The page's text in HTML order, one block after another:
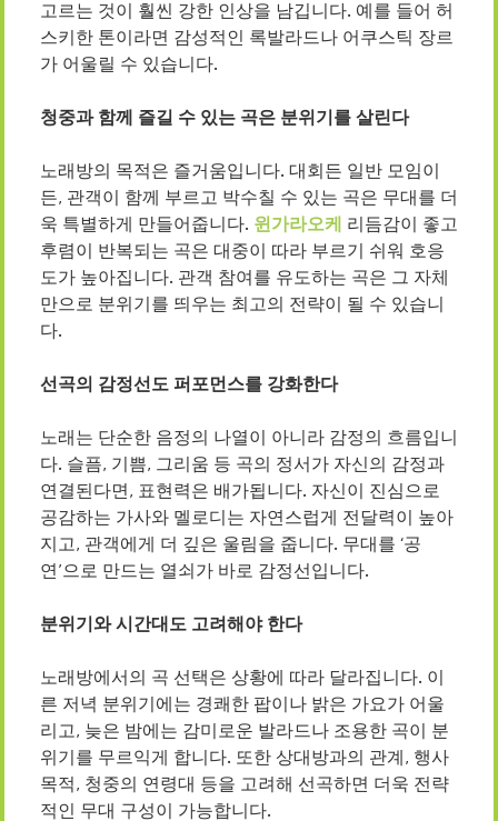
고르는 것이 훨씬 강한 인상을 남깁니다. 예를 들어 허
스키한 톤이라면 감성적인 록발라드나 어쿠스틱 장르
가 어울릴 수 있습니다.
청중과 함께 즐길 수 있는 곡은 분위기를 살린다
노래방의 목적은 즐거움입니다. 대회든 일반 모임이
든, 관객이 함께 부르고 박수칠 수 있는 곡은 무대를 더
욱 특별하게 만들어줍니다. 윈가라오케
리듬감이 좋고
후렴이 반복되는 곡은 대중이 따라 부르기 쉬워 호응
도가 높아집니다. 관객 참여를 유도하는 곡은 그 자체
만으로 분위기를 띄우는 최고의 전략이 될 수 있습니
다.
선곡의 감정선도 퍼포먼스를 강화한다
노래는 단순한 음정의 나열이 아니라 감정의 흐름입니
다. 슬픔, 기쁨, 그리움 등 곡의 정서가 자신의 감정과
연결된다면, 표현력은 배가됩니다. 자신이 진심으로
공감하는 가사와 멜로디는 자연스럽게 전달력이 높아
지고, 관객에게 더 깊은 울림을 줍니다. 무대를 ‘공
연’으로 만드는 열쇠가 바로 감정선입니다.
분위기와 시간대도 고려해야 한다
노래방에서의 곡 선택은 상황에 따라 달라집니다. 이
른 저녁 분위기에는 경쾌한 팝이나 밝은 가요가 어울
리고, 늦은 밤에는 감미로운 발라드나 조용한 곡이 분
위기를 무르익게 합니다. 또한 상대방과의 관계, 행사
목적, 청중의 연령대 등을 고려해 선곡하면 더욱 전략
적인 무대 구성이 가능합니다.